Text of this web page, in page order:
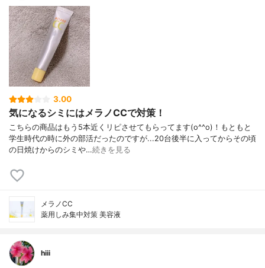
3.00
気になるシミにはメラノCCで対策！
こちらの商品はもう5本近くリピさせてもらってます(o^^o)！もともと
学生時代の時に外の部活だったのですが...20台後半に入ってからその頃
の日焼けからのシミや…続きを見る
メラノCC
薬用しみ集中対策 美容液
hiii